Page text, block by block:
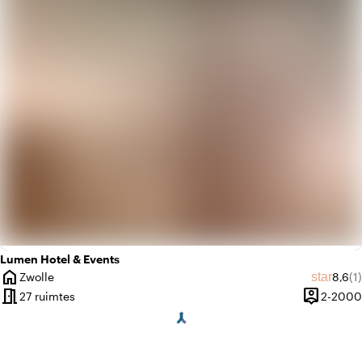
Lumen Hotel & Events
home
Plaats
Zwolle star8,6(1)
meeting_room27 ruimtes person_pin2-2000